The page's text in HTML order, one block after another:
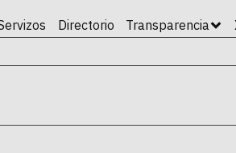
Directorio Transparencia